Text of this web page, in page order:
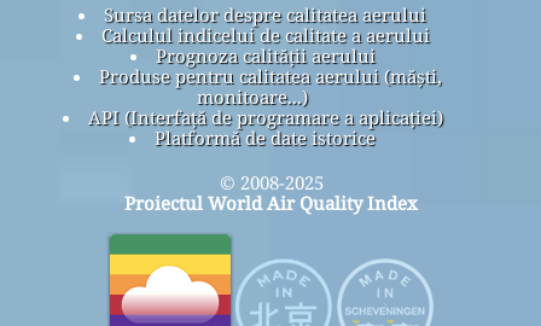
Sursa datelor despre calitatea aerului
Calculul indicelui de calitate a aerului
Prognoza calității aerului
Produse pentru calitatea aerului (măști,
monitoare...)
API (Interfață de programare a aplicației)
Platformă de date istorice
© 2008-2025
Proiectul World Air Quality Index